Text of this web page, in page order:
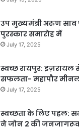
उप मुख्यमंत्री अरुण साव
पुरस्कार समारोह में
July 17, 2025
स्वच्छ रायपुर:
सफलता- महापौर
July 17, 2025
स्वच्छता के लिए पहल:
ने जोन 2 की